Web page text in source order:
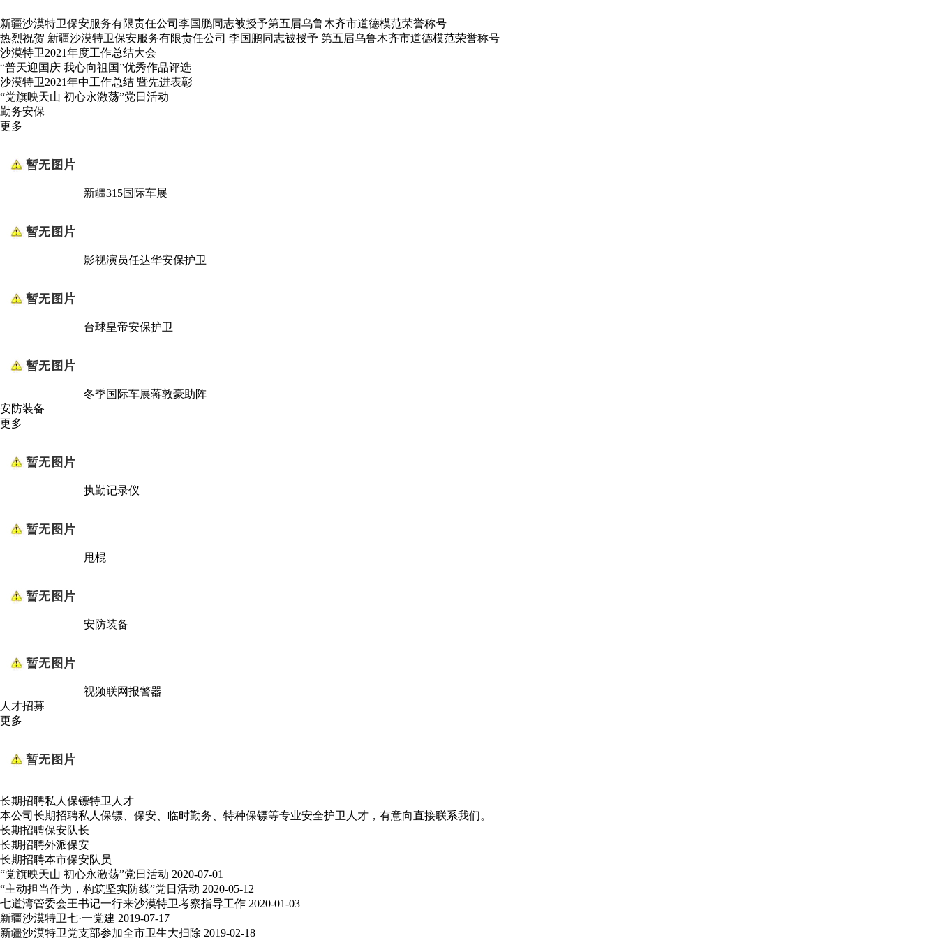
新疆沙漠特卫保安服务有限责任公司李国鹏同志被授予第五届乌鲁木齐市道德模范荣誉称号
热烈祝贺 新疆沙漠特卫保安服务有限责任公司 李国鹏同志被授予 第五届乌鲁木齐市道德模范荣誉称号
沙漠特卫2021年度工作总结大会
“普天迎国庆 我心向祖国”优秀作品评选
沙漠特卫2021年中工作总结 暨先进表彰
“党旗映天山 初心永激荡”党日活动
勤务安保
更多
新疆315国际车展
影视演员任达华安保护卫
台球皇帝安保护卫
冬季国际车展蒋敦豪助阵
安防装备
更多
执勤记录仪
甩棍
安防装备
视频联网报警器
人才招募
更多
长期招聘私人保镖特卫人才
本公司长期招聘私人保镖、保安、临时勤务、特种保镖等专业安全护卫人才，有意向直接联系我们。
长期招聘保安队长
长期招聘外派保安
长期招聘本市保安队员
“党旗映天山 初心永激荡”党日活动 2020-07-01
“主动担当作为，构筑坚实防线”党日活动 2020-05-12
七道湾管委会王书记一行来沙漠特卫考察指导工作 2020-01-03
新疆沙漠特卫七·一党建 2019-07-17
新疆沙漠特卫党支部参加全市卫生大扫除 2019-02-18